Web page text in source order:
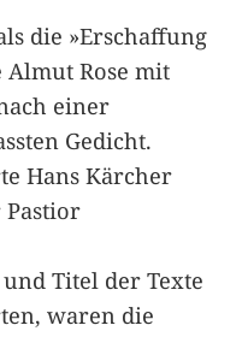
die »Erschaffung
Rose mit
einer
Gedicht.
Hans Kärcher
Titel der Texte
waren die